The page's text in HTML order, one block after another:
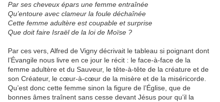
Par ses cheveux épars une femme entraînée
Qu’entoure avec clameur la foule déchaînée
Cette femme adultère est coupable et surprise
Que doit faire Israël de la loi de Moïse ?
Par ces vers, Alfred de Vigny décrivait le tableau si poignant dont
l’Évangile nous livre en ce jour le récit : le face-à-face de la
femme adultère et du Sauveur, le tête-à-tête de la créature et de
son Créateur, le cœur-à-cœur de la misère et de la miséricorde.
Qu’est donc cette femme sinon la figure de l’Église, que de
bonnes âmes traînent sans cesse devant Jésus pour qu’il la